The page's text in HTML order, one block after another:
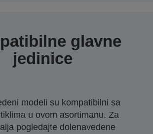
glavne
jedinice
modeli su kompatibilni sa
u ovom asortimanu. Za
pogledajte dolenavedene